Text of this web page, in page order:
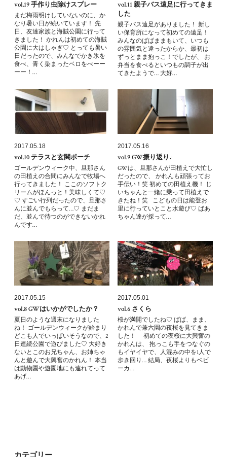
vol.19 手作り虫除けスプレー
まだ梅雨明けしていないのに、か
なり暑い日が続いています！ 先
日、友達家族と海賊公園に行って
きました！ かれんは初めての海賊
公園に大はしゃぎ♡ とっても暑い
日だったので、みんなでかき氷を
食べ、青く染まったベロをべーー
ーー！…
vol.11 親子バス遠足に行ってきま
した
親子バス遠足がありました！ 新し
い保育所になって初めての遠足！
みんなのぱぱままもいて、いつも
の雰囲気と違ったからか、最初は
ずっとまま抱っこ！でしたが、 お
弁当を食べるといつもの調子が出
てきたようで… 大好…
2017.05.18
vol.10 テラスと玄関ポーチ
ゴールデンウィーク中、旦那さん
の田植えの合間にみんなで牧場へ
行ってきました！ ここのソフトク
リームがほんっと！美味しくて♡
♡ すごい行列だったので、旦那さ
んに並んでもらって…♡ まだま
だ、並んで待つのができないかれ
んです…
2017.05.16
vol.9 GW振り返り♩
GWは、旦那さんが田植えで大忙し
だったので、 かれんも頑張ってお
手伝い！笑 初めての田植え機！ じ
いちゃんと一緒に乗って田植えで
きたね！笑 こどもの日は能登お
里に行っていとこと水遊び♡ ばあ
ちゃん達が採って…
2017.05.15
vol.8 GWはいかがでしたか？
夏日のような週末になりました
ね！ ゴールデンウィークが始まり
どこも人でいっぱいそうなので、2
日連続公園で遊びました♡ 大好き
ないとこのお兄ちゃん、お姉ちゃ
んと遊んで大興奮のかれん！ 本当
は動物園や遊園地にも連れてって
あげ…
2017.05.01
vol.6 さくら
桜が満開でしたね♡ ぱぱ、まま、
かれんで兼六園の夜桜を見てきま
した！ 初めての夜桜に大興奮の
かれんは、 抱っこも手をつなぐの
もイヤイヤで、人混みの中を1人で
歩き回り… 結局、夜桜よりもベビ
ーカ…
カテゴリー